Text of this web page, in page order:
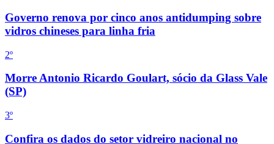
Governo renova por cinco anos antidumping sobre
vidros chineses para linha fria
2º
Morre Antonio Ricardo Goulart, sócio da Glass Vale
(SP)
3º
Confira os dados do setor vidreiro nacional no